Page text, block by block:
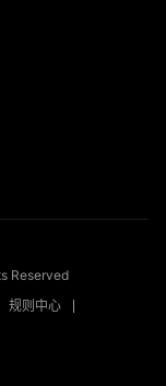
Reserved
规则中心